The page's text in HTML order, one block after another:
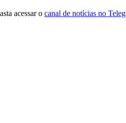
acessar o canal de notícias no